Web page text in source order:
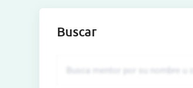
Buscar